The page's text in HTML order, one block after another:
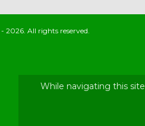
While navigating this site
2026. All rights reserved.